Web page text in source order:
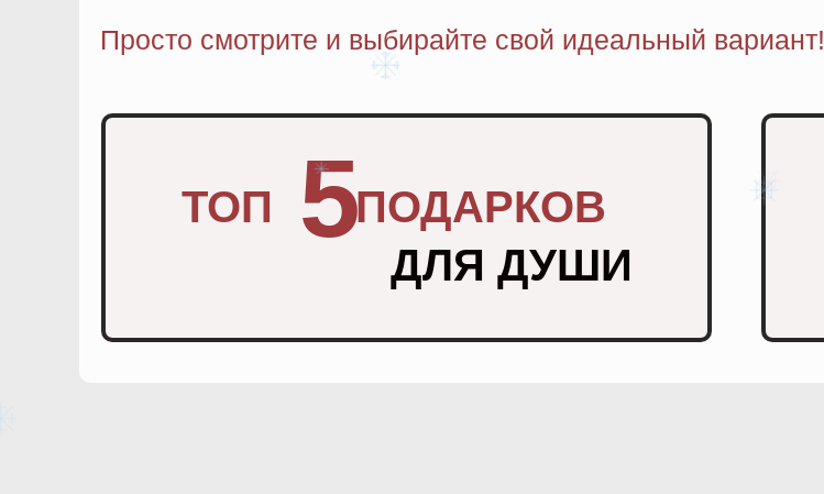
Просто смотрите и выбирайте свой идеальный вариант!
ТОП
ПОДАРКОВ
ДЛЯ ДУШИ
5